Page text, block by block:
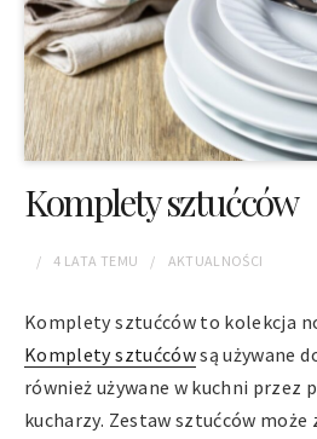
Komplety sztućców
4 LATA TEMU AKTUALNOŚCI
Komplety sztućców to kolekcja
Komplety sztućcówsą używane
również używane w kuchni przez
kucharzy. Zestaw sztućców może